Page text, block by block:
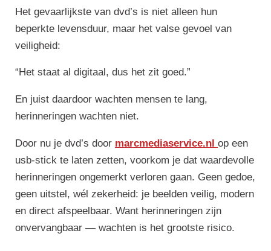
Het gevaarlijkste van dvd’s is niet alleen hun
beperkte levensduur, maar het valse gevoel van
veiligheid:
“Het staat al digitaal, dus het zit goed.”
En juist daardoor wachten mensen te lang,
herinneringen wachten niet.
Door nu je dvd’s door marcmediaservice.nl op een
usb-stick te laten zetten, voorkom je dat waardevolle
herinneringen ongemerkt verloren gaan. Geen gedoe,
geen uitstel, wél zekerheid: je beelden veilig, modern
en direct afspeelbaar. Want herinneringen zijn
onvervangbaar — wachten is het grootste risico.